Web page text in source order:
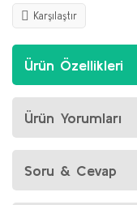
Karşılaştır
Ürün Özellikleri
Ürün Yorumları
Soru & Cevap